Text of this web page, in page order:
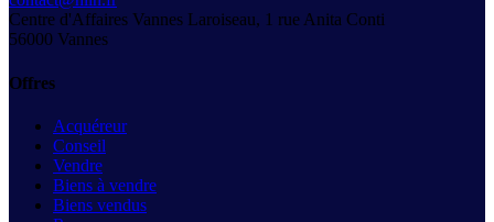
Centre d'Affaires Vannes Laroiseau, 1 rue Anita Conti
56000 Vannes
Offres
Acquéreur
Conseil
Vendre
Biens à vendre
Biens vendus